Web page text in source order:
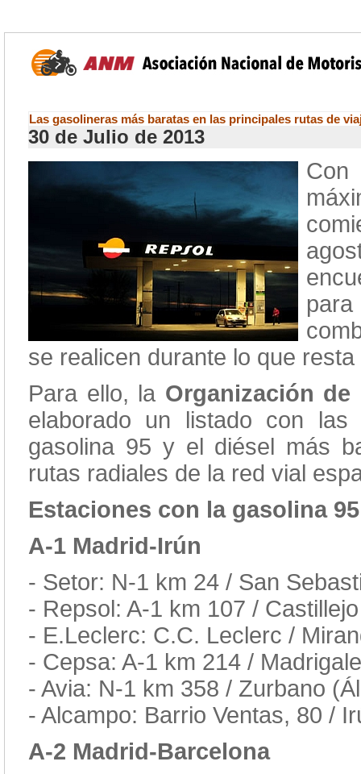
Las gasolineras más baratas en las principales rutas de
30 de Julio de 2013
se realicen durante lo que
Para ello, la Organización
elaborado un listado con
gasolina 95 y el diésel más
rutas radiales de la red vial
Estaciones con la gasolina
A-1 Madrid-Irún
- Setor: N-1 km 24 / San
- Repsol: A-1 km 107 /
- E.Leclerc: C.C. Leclerc /
- Cepsa: A-1 km 214 /
- Avia: N-1 km 358 / Zurbano
- Alcampo: Barrio Ventas, 80 /
A-2 Madrid-Barcelona